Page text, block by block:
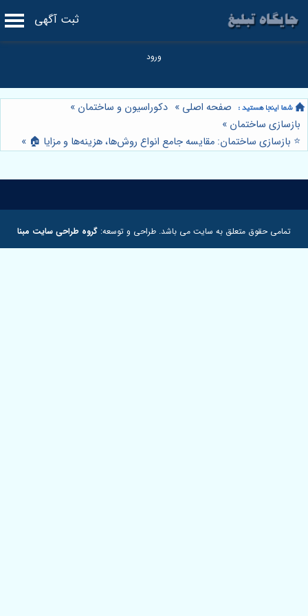
ثبت آگهی
صفحه اصلی » دکوراسیون و ساختمان »
بازسازی ساختمان »
⭐️ بازسازی ساختمان: مقایسه جامع انواع روش‌ها، هزینه‌ها و مزایا 🏠 »
تمامی حقوق متعلق به سایت می باشد. طراحی و توسعه: گروه طراحی سایت مبنا